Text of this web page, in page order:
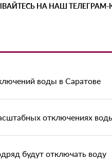
НА НАШ
воды в Саратове
отключениях
будут отключать воду